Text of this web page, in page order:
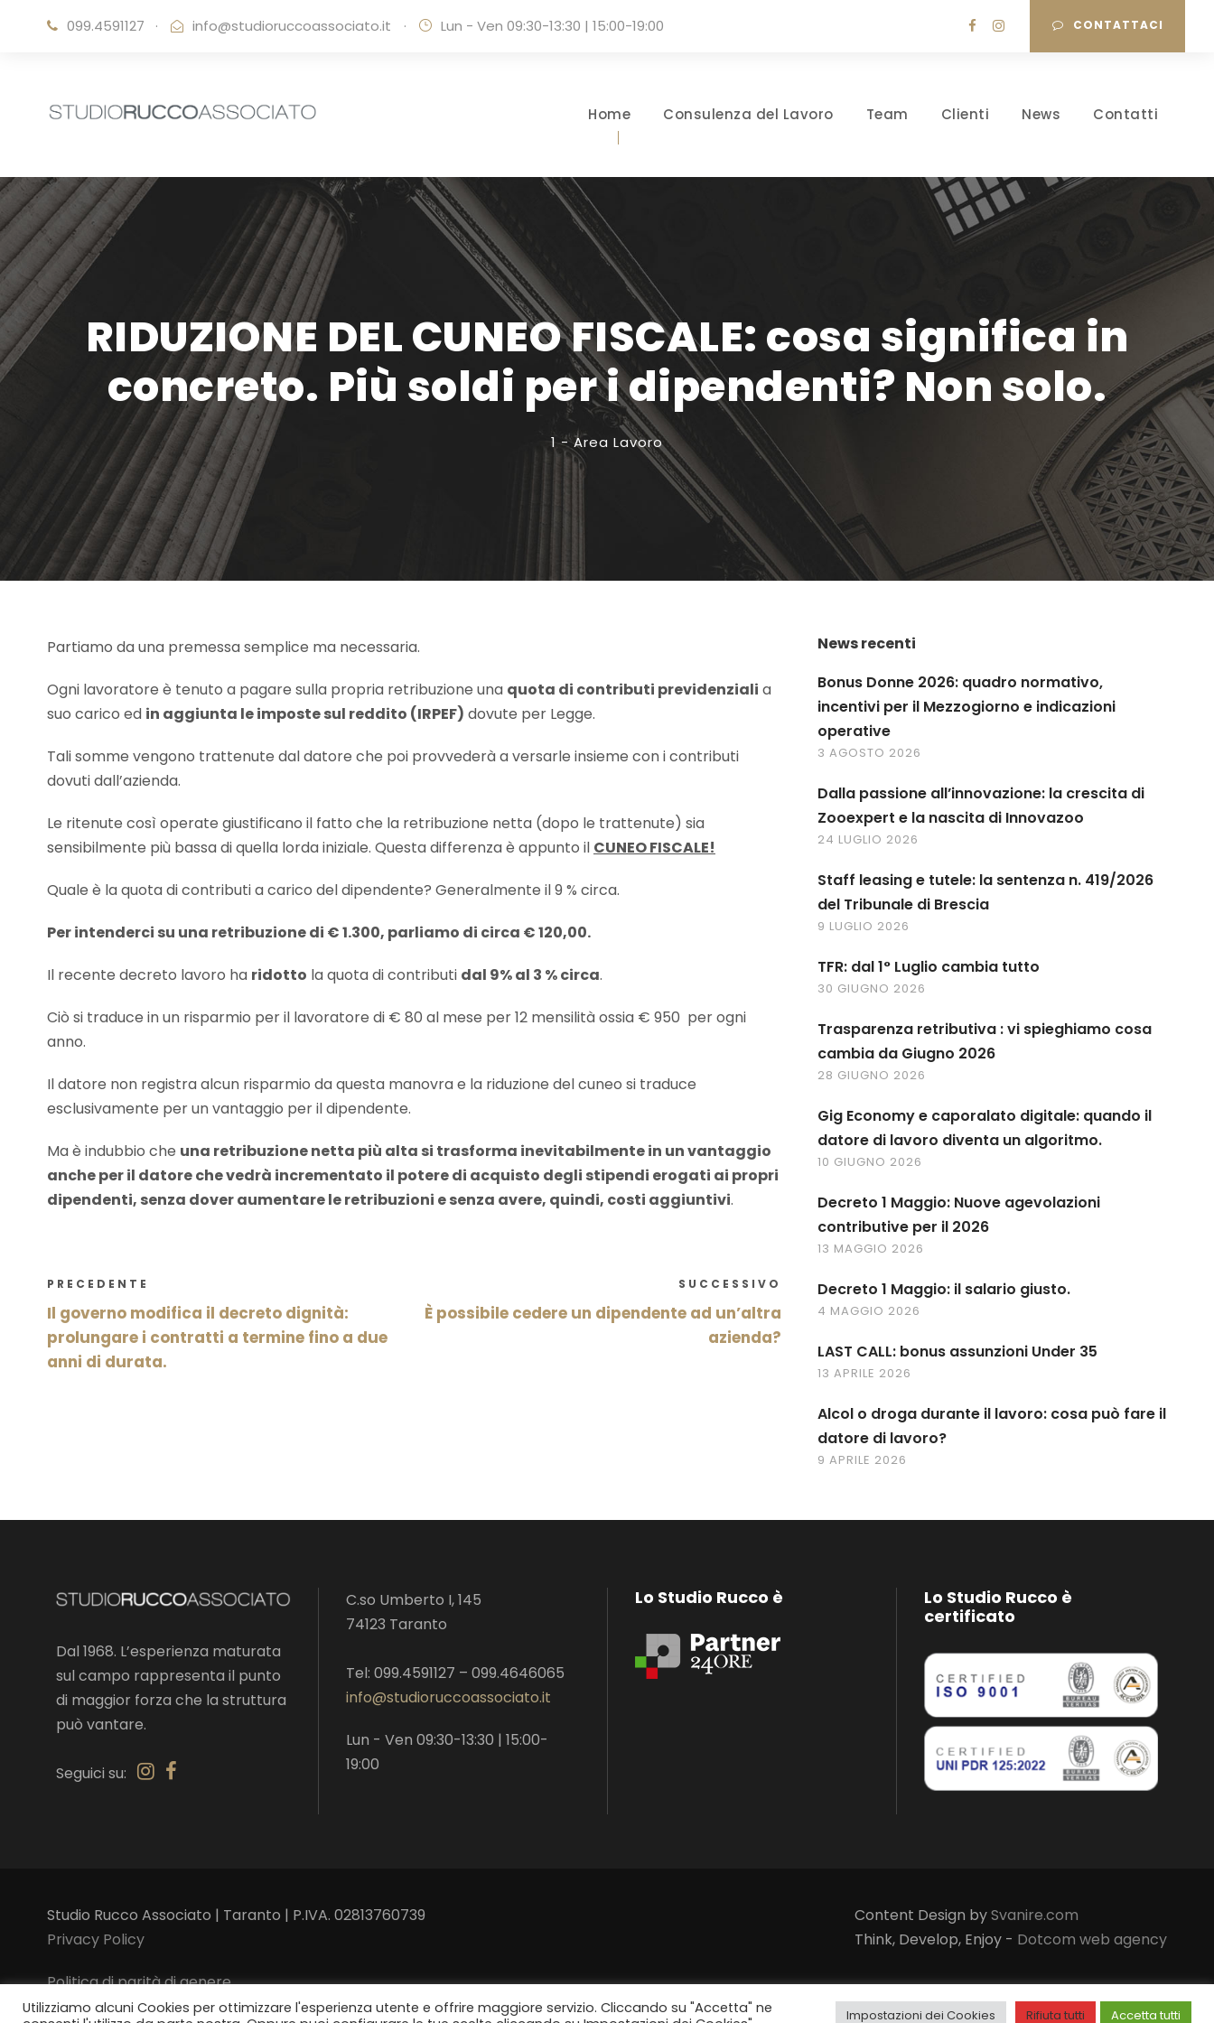
099.4591127 · info@studioruccoassociato.it · Lun - Ven 09:30-13:30 | 15:00-19:00 CONTATTACI
Home Consulenza del Lavoro Team Clienti News Contatti
RIDUZIONE DEL CUNEO FISCALE: cosa significa in
concreto. Più soldi per i dipendenti? Non solo.
1 - Area Lavoro
Partiamo da una premessa semplice ma necessaria.
Ogni lavoratore è tenuto a pagare sulla propria retribuzione una quota di contributi previdenziali a
suo carico ed in aggiunta le imposte sul reddito (IRPEF) dovute per Legge.
Tali somme vengono trattenute dal datore che poi provvederà a versarle insieme con i contributi
dovuti dall’azienda.
Le ritenute così operate giustificano il fatto che la retribuzione netta (dopo le trattenute) sia
sensibilmente più bassa di quella lorda iniziale. Questa differenza è appunto il CUNEO FISCALE!
Quale è la quota di contributi a carico del dipendente? Generalmente il 9 % circa.
Per intenderci su una retribuzione di € 1.300, parliamo di circa € 120,00.
Il recente decreto lavoro ha ridotto la quota di contributi dal 9% al 3 % circa.
Ciò si traduce in un risparmio per il lavoratore di € 80 al mese per 12 mensilità ossia € 950 per ogni
anno.
Il datore non registra alcun risparmio da questa manovra e la riduzione del cuneo si traduce
esclusivamente per un vantaggio per il dipendente.
Ma è indubbio che una retribuzione netta più alta si trasforma inevitabilmente in un vantaggio
anche per il datore che vedrà incrementato il potere di acquisto degli stipendi erogati ai propri
dipendenti, senza dover aumentare le retribuzioni e senza avere, quindi, costi aggiuntivi.
PRECEDENTE
Il governo modifica il decreto dignità:
prolungare i contratti a termine fino a due
anni di durata.
SUCCESSIVO
È possibile cedere un dipendente ad un’altra
azienda?
News recenti
Bonus Donne 2026: quadro normativo,
incentivi per il Mezzogiorno e indicazioni
operative
3 AGOSTO 2026
Dalla passione all’innovazione: la crescita di
Zooexpert e la nascita di Innovazoo
24 LUGLIO 2026
Staff leasing e tutele: la sentenza n. 419/2026
del Tribunale di Brescia
9 LUGLIO 2026
TFR: dal 1° Luglio cambia tutto
30 GIUGNO 2026
Trasparenza retributiva : vi spieghiamo cosa
cambia da Giugno 2026
28 GIUGNO 2026
Gig Economy e caporalato digitale: quando il
datore di lavoro diventa un algoritmo.
10 GIUGNO 2026
Decreto 1 Maggio: Nuove agevolazioni
contributive per il 2026
13 MAGGIO 2026
Decreto 1 Maggio: il salario giusto.
4 MAGGIO 2026
LAST CALL: bonus assunzioni Under 35
13 APRILE 2026
Alcol o droga durante il lavoro: cosa può fare il
datore di lavoro?
9 APRILE 2026
Dal 1968. L’esperienza maturata
sul campo rappresenta il punto
di maggior forza che la struttura
può vantare.
Seguici su:
C.so Umberto I, 145
74123 Taranto
Tel: 099.4591127 – 099.4646065
info@studioruccoassociato.it
Lun - Ven 09:30-13:30 | 15:00-
19:00
Lo Studio Rucco è
Lo Studio Rucco è
certificato
Studio Rucco Associato | Taranto | P.IVA. 02813760739
Privacy Policy
Politica di parità di genere
Content Design bySvanire.com
Think, Develop, Enjoy - Dotcom web agency
Utilizziamo alcuni Cookies per ottimizzare l'esperienza utente e offrire maggiore servizio. Cliccando su "Accetta" ne
Impostazioni dei Cookies Rifiuta tutti Accetta tutti